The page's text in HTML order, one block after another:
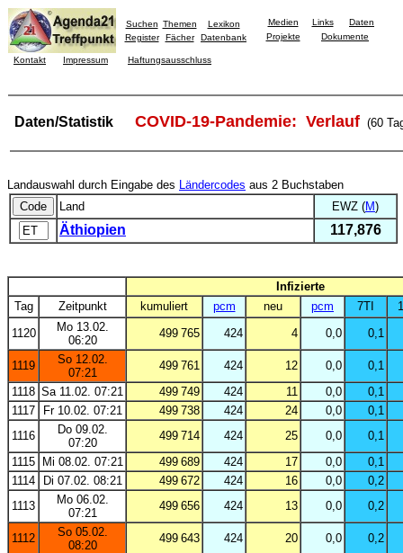
Suchen Themen
Lexikon
Register
Fächer Datenbank
Medien Links
Daten
Projekte
Dokumente
Kontakt Impressum Haftungsausschluss
Daten/Statistik COVID-19-Pandemie: Verlauf (60
Landauswahl durch Eingabe des Ländercodes aus 2 Buchstaben
Land
EWZ (M)
Äthiopien 117,876
Infizierte
Tag
Zeitpunkt kumuliert pcm neu pcm 7TI
1120
Mo 13.02.
06:20
499 765 424 4 0,0 0,1
1119
So 12.02.
07:21
499 761 424 12 0,0
0,1
1118 Sa 11.02. 07:21 499 749 424 11 0,0
0,1
1117
Fr 10.02. 07:21 499 738 424 24 0,0
0,1
1116
Do 09.02.
07:20
499 714 424 25 0,0
0,1
1115
Mi 08.02. 07:21 499 689 424 17 0,0
0,1
1114
Di 07.02. 08:21 499 672 424 16 0,0
0,2
1113
Mo 06.02.
07:21
499 656 424 13 0,0 0,2
1112
So 05.02.
08:20
499 643 424 20 0,0 0,2